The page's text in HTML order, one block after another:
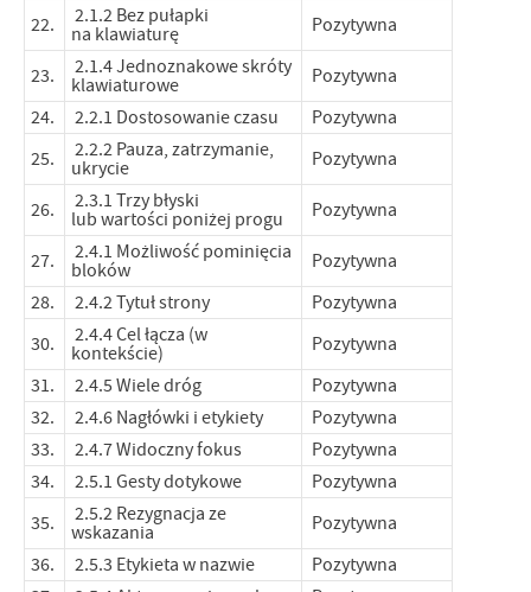
22.
2.1.2 Bez pułapki
na klawiaturę
Pozytywna
23.
2.1.4 Jednoznakowe skróty
klawiaturowe
Pozytywna
24.
2.2.1 Dostosowanie czasu
Pozytywna
25.
2.2.2 Pauza, zatrzymanie,
ukrycie
Pozytywna
26.
2.3.1 Trzy błyski
lub wartości poniżej progu
Pozytywna
27.
2.4.1 Możliwość pominięcia
bloków
Pozytywna
28.
2.4.2 Tytuł strony
Pozytywna
30.
2.4.4 Cel łącza (w
kontekście)
Pozytywna
31.
2.4.5 Wiele dróg
Pozytywna
32.
2.4.6 Nagłówki i etykiety
Pozytywna
33.
2.4.7 Widoczny fokus
Pozytywna
34.
2.5.1 Gesty dotykowe
Pozytywna
35.
2.5.2 Rezygnacja ze
wskazania
Pozytywna
36.
2.5.3 Etykieta w nazwie
Pozytywna